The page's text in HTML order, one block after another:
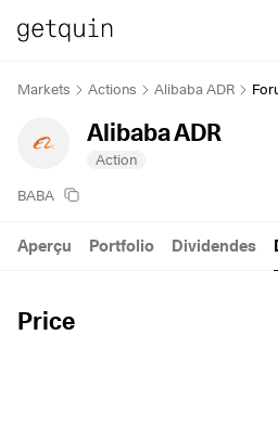
Markets Actions Alibaba ADR
Alibaba ADR
Action
BABA
Price
Aperçu Portfolio Dividendes